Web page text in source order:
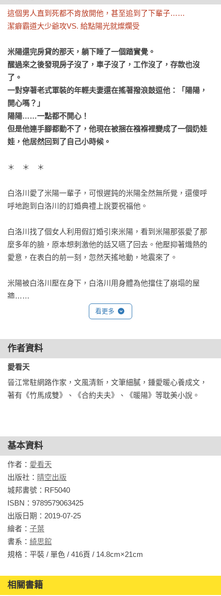
這個男人直到死都不肯放開他，甚至追到了下輩子……
潔癖霸道大少爺攻VS. 給點陽光就燦爛受
米陽還完房貸的那天，躺下睡了一個踏實覺。
醒過來之後發現房子沒了，車子沒了，工作沒了，存款也沒
了。
一對穿著老式軍裝的年輕夫妻還在搖著撥浪鼓逗他：「陽陽，
開心嗎？」
陽陽……一點都不開心！
但是他連手腳都動不了，他現在被捆在襁褓裡變成了一個奶娃
娃，他居然回到了自己小時候。
＊　＊　＊
白洛川愛了米陽一輩子，可恨遲鈍的米陽全然無所覺，還傻呼
呼地跑到白洛川的訂婚典禮上說要祝福他。
白洛川找了個女人利用假訂婚引來米陽，看到米陽那張愛了那
麼多年的臉，原本想刺激他的話又嚥了回去。他壓抑著熾熱的
愛意，在表白的前一刻，忽然天搖地動，地震來了。
米陽被白洛川壓在身下，白洛川用身體為他擋住了崩塌的屋
牆……
米陽自覺與白洛川的交情淡如水，但在人家訂婚前夕，還是禮
道：「這麼多年來，你是眼瞎了嗎？看不出我是什麼意思？我
真想回到小時候，重新再認識你一遍。」
米陽很頭痛，現在的日子挺好，他才不想再回去過一遍，瞎折
騰什麼呢？
己竟然回到了1988年，他還是個躺在媽媽懷裡吃奶，沒有半點
人權的奶娃娃。
米陽在詛咒老天爺之前，先在心裡把白洛川翻來覆去罵了好幾
遍，決定這輩子要遠離那個烏鴉嘴，誰知才喝了幾天奶，就有
個貴婦抱著比他大幾個月的小奶娃上門拜訪。小奶娃一看到小
米陽，瞬間興奮得拚命爬過來，扒住小米陽不放，還在他臉上
舔了好幾口。
沒有人權的小米陽躲不開，很想大喊：「白洛川，你給老子滾
奈何說話的器官尚未發育完全，他只能奶聲奶氣地「嚶嚶
看更多
作者資料
愛看天
晉江常駐網路作家，文風清新，文筆細膩，鍾愛暖心養成文，
著有《竹馬成雙》、《合約夫夫》、《暖陽》等耽美小說。
基本資料
作者： 愛看天
出版社： 晴空出版
城邦書號：RF5040
ISBN：9789579063425
出版日期：2019-07-25
繪者： 子葉
書系： 綺思館
規格：平裝 / 單色 / 416頁 / 14.8cm×21cm
相關書籍